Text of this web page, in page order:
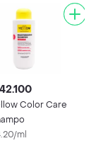
Color Care
ml